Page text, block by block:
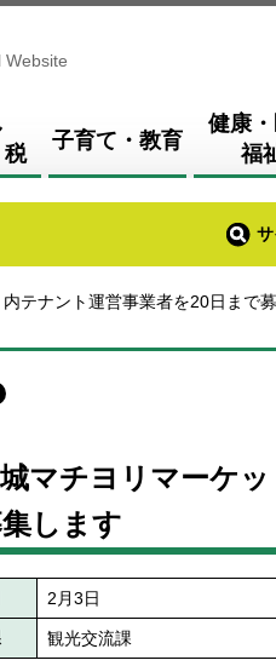
Website
税
子育て・教育
健康
福
テナント運営事業者を20日まで
城マチヨリマーケ
します
2月3日
観光交流課